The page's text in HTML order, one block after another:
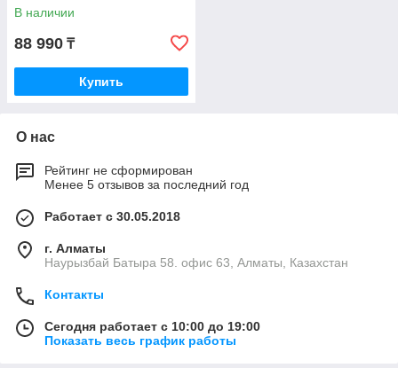
В наличии
88 990 ₸
Купить
О нас
Рейтинг не сформирован
Менее 5 отзывов за последний год
Работает с 30.05.2018
г. Алматы
Наурызбай Батыра 58. офис 63, Алматы, Казахстан
Контакты
Сегодня работает с 10:00 до 19:00
Показать весь график работы